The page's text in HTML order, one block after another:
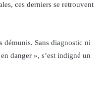
ces derniers se retrouvent
démunis. Sans diagnostic ni
danger », s’est indigné un